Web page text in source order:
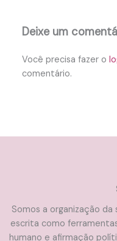
Deixe um
Você precisa fazer o
comentário.
Somos a organização
escrita como
humano e afirmação